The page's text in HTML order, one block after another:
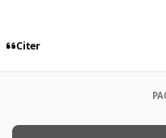
Citer